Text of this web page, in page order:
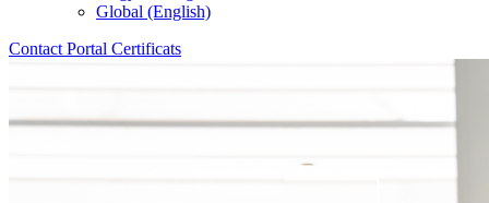
Global (English)
Contact Portal Certificats